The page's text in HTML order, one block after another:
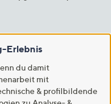
Erlebnis
du damit
mit
& profilbildende